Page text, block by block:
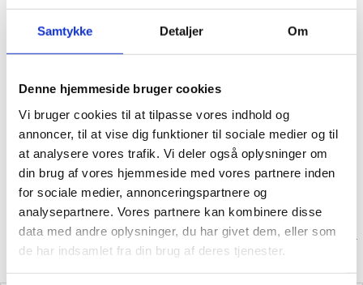
Samtykke Detaljer Om
Denne hjemmeside bruger cookies
Vi bruger cookies til at tilpasse vores indhold og
annoncer, til at vise dig funktioner til sociale medier og til
at analysere vores trafik. Vi deler også oplysninger om
din brug af vores hjemmeside med vores partnere inden
for sociale medier, annonceringspartnere og
analysepartnere. Vores partnere kan kombinere disse
data med andre oplysninger, du har givet dem, eller som
de har indsamlet fra din brug af deres tjenester.
håber at se det udvikle sig!
Jeanette Sloans Fiber Talk: En artikel om Jeanette, der chatter
med interessante mennesker. I dette nummer møder hun Maria
der hylder britisk uld.
Five Waysaf vores faste forfatter Päivi Kankaro, som
udforsker, hvordan kunstig intelligens kan ændre strikning i
fremtiden.
Hvor jeg strikker: En artikel om, at strikke på deres
yndlingssted. I dette nummer møder vi Sascha Faxe, en dansk
folketingsmand, der kan lide at strikke til Folketingets møder.
Sæsonbestemte opskrifter til at inspirere din forårsmadlavning.
Du kan læse mere om de enkelte designere her.